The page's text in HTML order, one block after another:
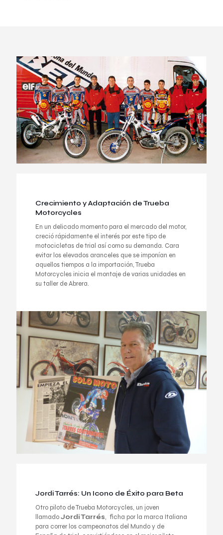
Crecimiento y Adaptación de Trueba
Motorcycles
En un delicado momento para el mercado del motor,
creció rápidamente el interés por este tipo de
motocicletas de trial así como su demanda. Cara
evitar los elevados aranceles que se imponían en
aquellos tiempos a la importación, Trueba
Motorcycles inicia el montaje de varias unidades en
su taller de Abrera.
Jordi Tarrés: Un Icono de Éxito para Beta
Otro piloto de Trueba Motorcycles, un joven
llamadoJordi Tarrés, ficha por la marca Italiana
para correr los campeonatos del Mundo y de